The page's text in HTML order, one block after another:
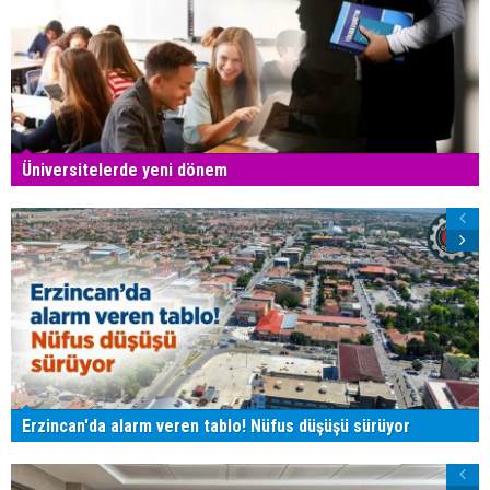
Üniversitelerde yeni dönem
Erzincan'da alarm veren tablo! Nüfus düşüşü sürüyor